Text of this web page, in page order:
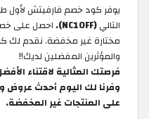
التالي(NC10FF).
والمؤثرين المفضلين لديك!!
فرصتك المثالية لاقتناء
على المنتجات غير المخفضة.